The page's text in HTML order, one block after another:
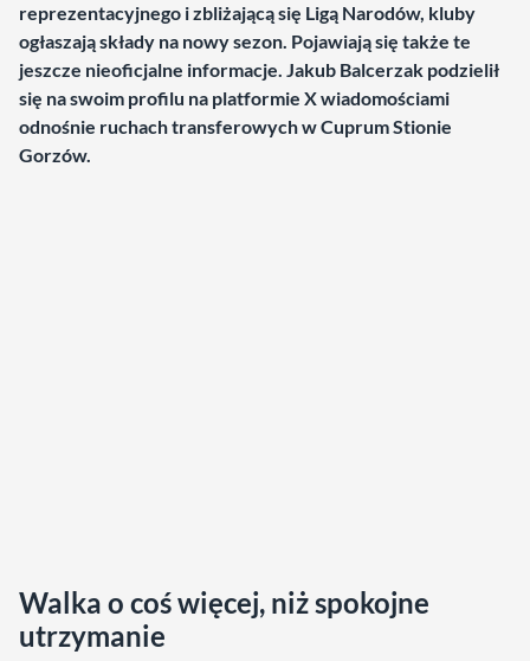
reprezentacyjnego i zbliżającą się Ligą Narodów, kluby
ogłaszają składy na nowy sezon. Pojawiają się także te
jeszcze nieoficjalne informacje. Jakub Balcerzak podzielił
się na swoim profilu na platformie X wiadomościami
odnośnie ruchach transferowych w Cuprum Stionie
Gorzów.
Walka o coś więcej, niż spokojne
utrzymanie